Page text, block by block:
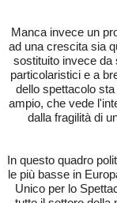
Manca invece un
ad una crescita sia
sostituito invece da
particolaristici e a
dello spettacolo
ampio, che vede
dalla fragilità di
In questo quadro
le più basse in
Unico per lo